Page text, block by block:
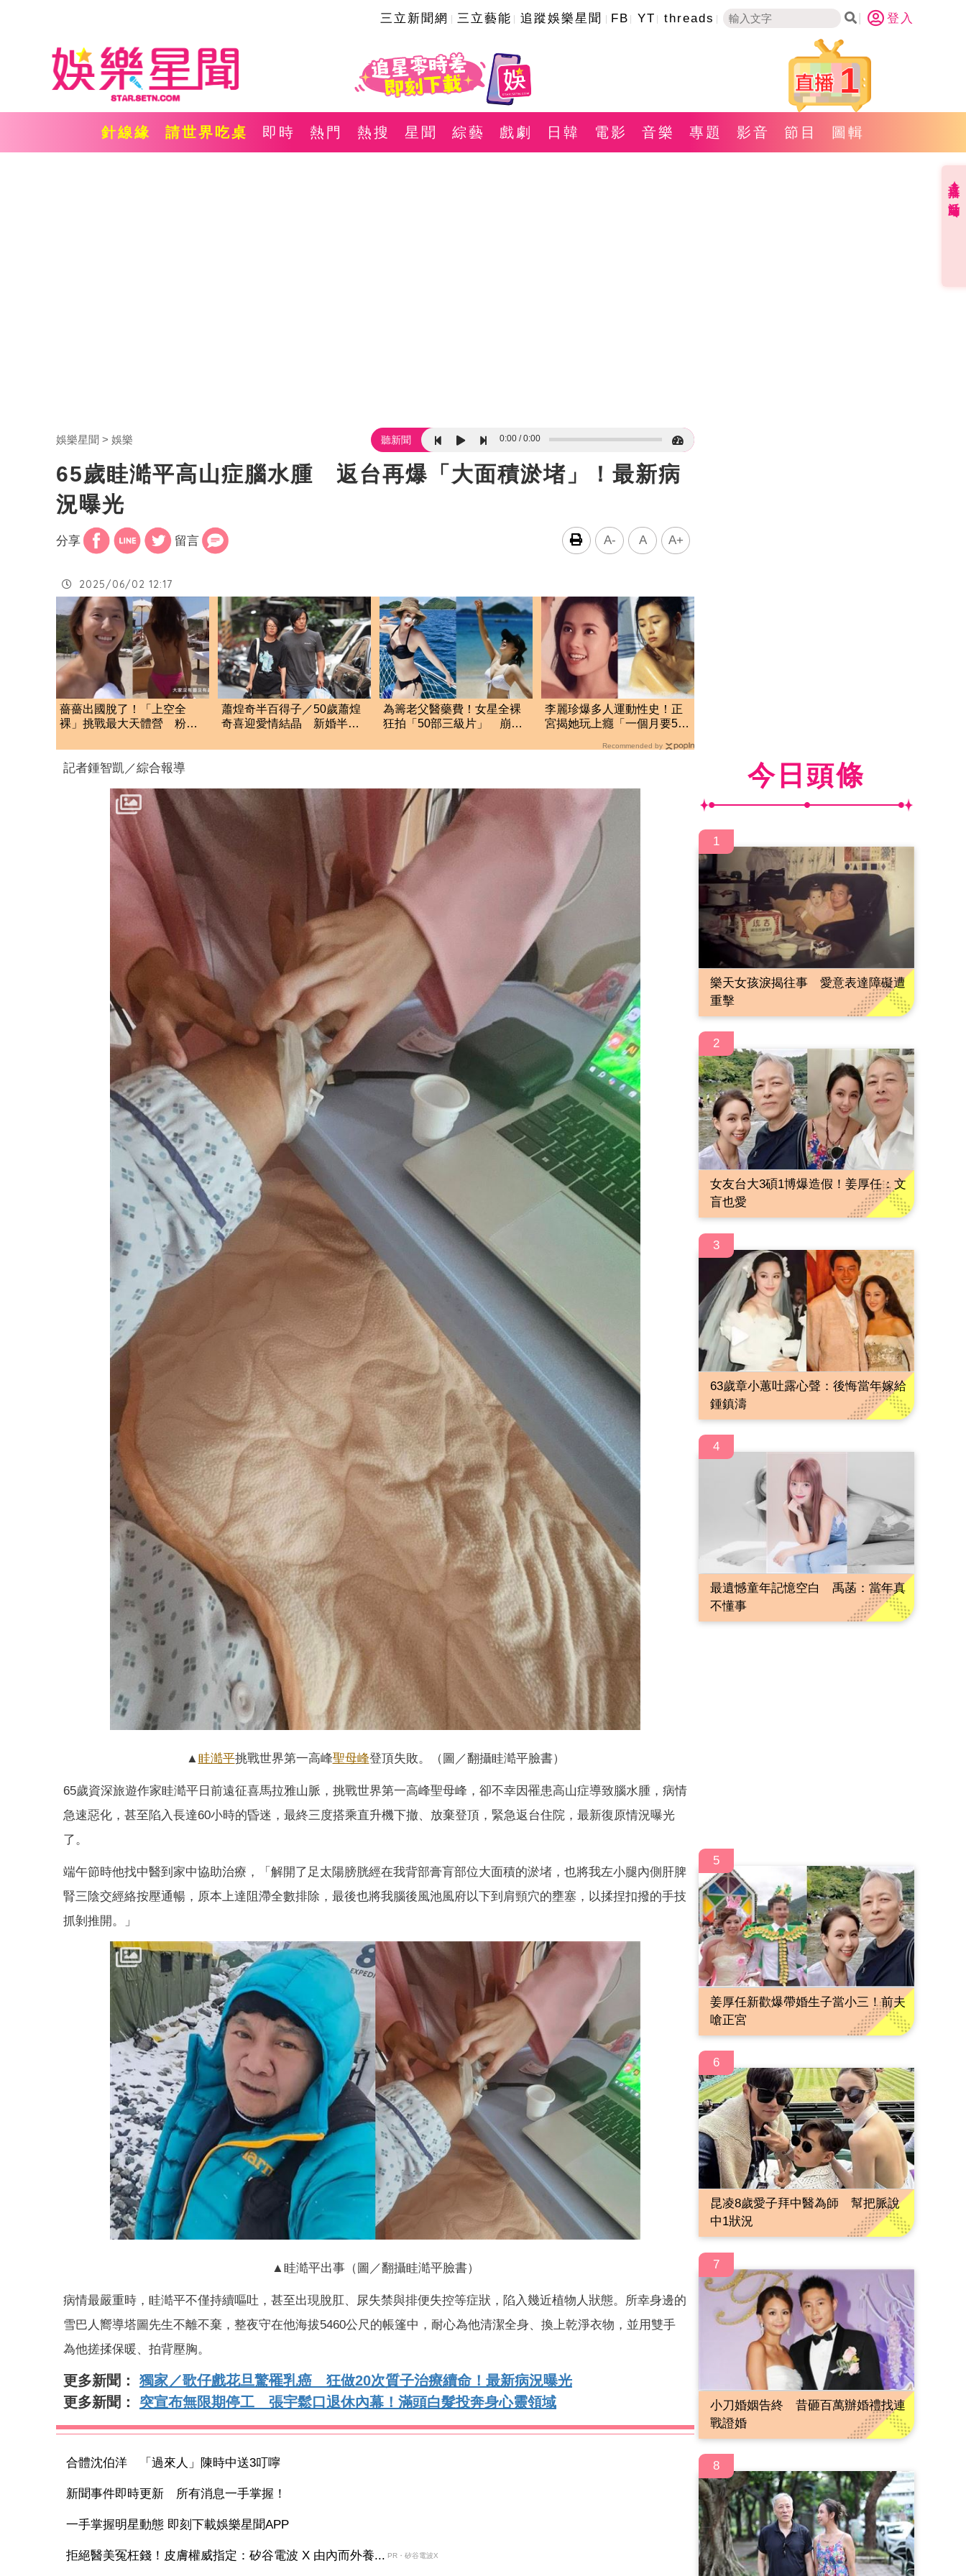
三立新聞網 三立藝能 追蹤娛樂星聞 FB YT threads 登入
1
針線緣 請世界吃桌 即時 熱門 熱搜 星聞 綜藝 戲劇 日韓 電影 音樂 專題 影音 節目 圖輯
娛樂星聞 娛樂 聽新聞 0:00 0:00
65歲眭澔平高山症腦水腫 返台再爆「大面積淤堵」！最新病
況曝光
分享 留言 A- A A+
2025/06/02 12:17
薔薔出國脫了！「上空全
裸」挑戰最大天體營 粉紅
蕭煌奇半百得子／50歲蕭煌
奇喜迎愛情結晶 新婚半年
為籌老父醫藥費！女星全裸
狂拍「50部三級片」 崩潰
李麗珍爆多人運動性史！正
宮揭她玩上癮「一個月要52
Recommended by
記者鍾智凱／綜合報導
▲ 眭澔平挑戰世界第一高峰聖母峰登頂失敗。（圖／翻攝眭澔平臉書）
65歲資深旅遊作家眭澔平日前遠征喜馬拉雅山脈，挑戰世界第一高峰聖母峰，卻不幸因罹患高山症導致腦水腫，病情
急速惡化，甚至陷入長達60小時的昏迷，最終三度搭乘直升機下撤、放棄登頂，緊急返台住院，最新復原情況曝光
了。
端午節時他找中醫到家中協助治療，「解開了足太陽膀胱經在我背部膏肓部位大面積的淤堵，也將我左小腿內側肝脾
腎三陰交經絡按壓通暢，原本上達阻滯全數排除，最後也將我腦後風池風府以下到肩頸穴的壅塞，以揉捏扣撥的手技
抓剝推開。」
▲眭澔平出事（圖／翻攝眭澔平臉書）
病情最嚴重時，眭澔平不僅持續嘔吐，甚至出現脫肛、尿失禁與排便失控等症狀，陷入幾近植物人狀態。所幸身邊的
雪巴人嚮導塔圖先生不離不棄，整夜守在他海拔5460公尺的帳篷中，耐心為他清潔全身、換上乾淨衣物，並用雙手
為他搓揉保暖、拍背壓胸。
更多新聞： 獨家／歌仔戲花旦驚罹乳癌 狂做20次質子治療續命！最新病況曝光
更多新聞： 突宣布無限期停工 張宇鬆口退休內幕！滿頭白髮投奔身心靈領域
合體沈伯洋 「過來人」陳時中送3叮嚀
新聞事件即時更新 所有消息一手掌握！
一手掌握明星動態 即刻下載娛樂星聞APP
拒絕醫美冤枉錢！皮膚權威指定：矽谷電波 X 由內而外養... PR・矽谷電波X
今日頭條
1
樂天女孩淚揭往事 愛意表達障礙遭
重擊
2
女友台大3碩1博爆造假！姜厚任：文
盲也愛
3
63歲章小蕙吐露心聲：後悔當年嫁給
鍾鎮濤
4
最遺憾童年記憶空白 禹菡：當年真
不懂事
5
姜厚任新歡爆帶婚生子當小三！前夫
嗆正宮
6
昆凌8歲愛子拜中醫為師 幫把脈說
中1狀況
7
小刀婚姻告終 昔砸百萬辦婚禮找連
戰證婚
8
直播✦活動